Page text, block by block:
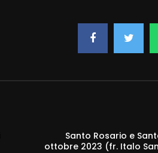
Santo Rosario e
ottobre 2023 (fr. Italo